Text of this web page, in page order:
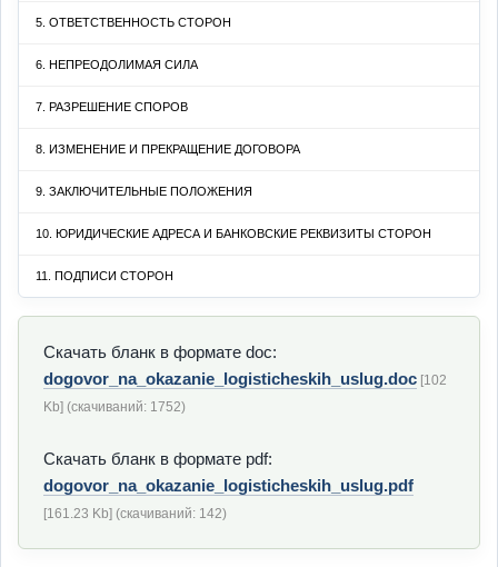
5. ОТВЕТСТВЕННОСТЬ СТОРОН
6. НЕПРЕОДОЛИМАЯ СИЛА
7. РАЗРЕШЕНИЕ СПОРОВ
8. ИЗМЕНЕНИЕ И ПРЕКРАЩЕНИЕ ДОГОВОРА
9. ЗАКЛЮЧИТЕЛЬНЫЕ ПОЛОЖЕНИЯ
10. ЮРИДИЧЕСКИЕ АДРЕСА И БАНКОВСКИЕ РЕКВИЗИТЫ СТОРОН
11. ПОДПИСИ СТОРОН
Скачать бланк в формате doc:
dogovor_na_okazanie_logisticheskih_uslug.doc [102
Kb] (cкачиваний: 1752)
Скачать бланк в формате pdf:
dogovor_na_okazanie_logisticheskih_uslug.pdf
[161.23 Kb] (cкачиваний: 142)